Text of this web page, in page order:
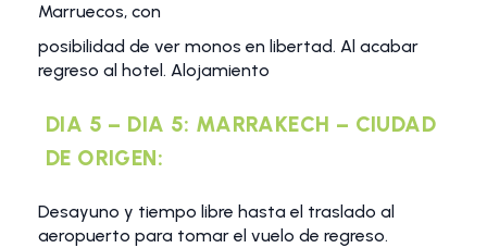
Marruecos, con
posibilidad de ver monos en libertad. Al acabar
regreso al hotel. Alojamiento
DIA 5 – DIA 5: MARRAKECH – CIUDAD
DE ORIGEN:
Desayuno y tiempo libre hasta el traslado al
aeropuerto para tomar el vuelo de regreso.